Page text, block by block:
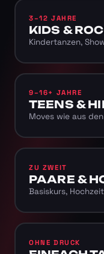
3–12 JAHRE
KIDS &
Kindertanzen,
9–16+ JAHRE
TEENS &
Moves wie aus
ZU ZWEIT
PAARE &
Basiskurs,
OHNE DRUCK